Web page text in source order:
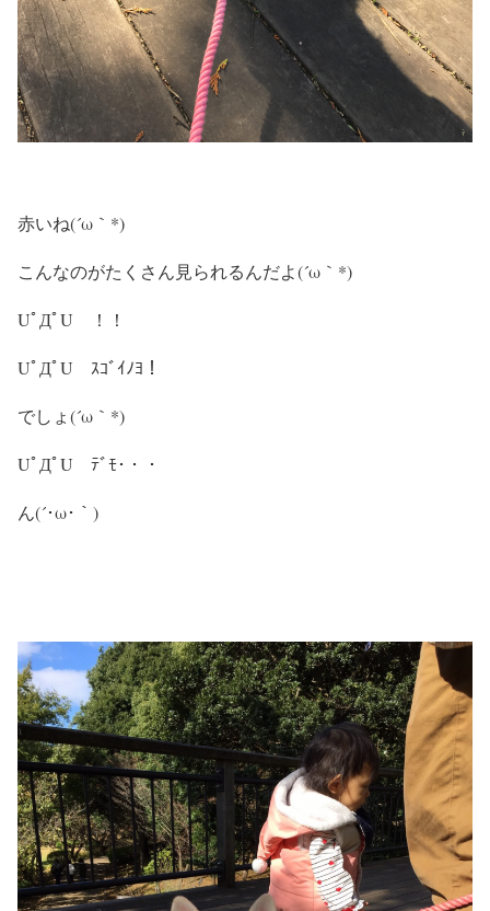
赤いね(´ω｀*)
こんなのがたくさん見られるんだよ(´ω｀*)
UﾟДﾟU ！！
UﾟДﾟU ｽｺﾞｲﾉﾖ！
でしょ(´ω｀*)
UﾟДﾟU ﾃﾞﾓ･・・
ん(´･ω･｀)